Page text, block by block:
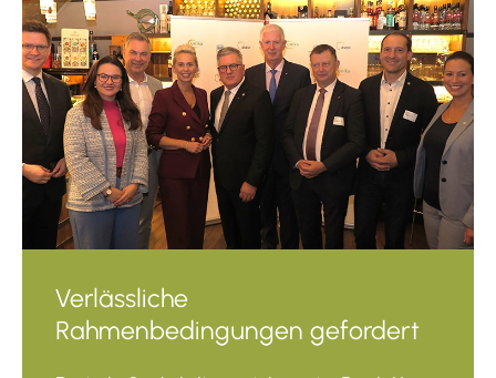
Verlässliche
Rahmenbedingungen gefordert